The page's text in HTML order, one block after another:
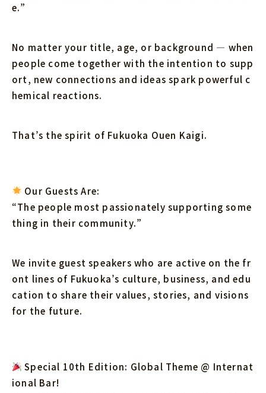
e.”
No matter your title, age, or background — when
people come together with the intention to supp
ort, new connections and ideas spark powerful c
hemical reactions.
That’s the spirit of Fukuoka Ouen Kaigi.
Our Guests Are:
“The people most passionately supporting some
thing in their community.”
We invite guest speakers who are active on the fr
ont lines of Fukuoka’s culture, business, and edu
cation to share their values, stories, and visions
for the future.
Special 10th Edition: Global Theme @ Internat
ional Bar!